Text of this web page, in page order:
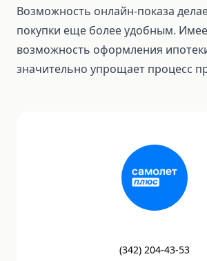
Возможность онлайн-показа
покупки еще более удобным.
возможность оформления
значительно упрощает процесс
(342) 204-43-53